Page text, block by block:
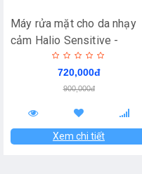
Máy rửa mặt cho da nhạy
cảm Halio Sensitive -
Hàng Chính Hãng
720,000đ
900,000đ
Xem chi tiết